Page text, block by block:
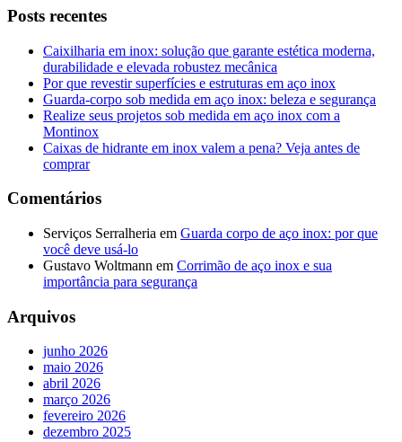
Posts recentes
Caixilharia em inox: solução que garante estética moderna,
durabilidade e elevada robustez mecânica
Por que revestir superfícies e estruturas em aço inox
Guarda-corpo sob medida em aço inox: beleza e segurança
Realize seus projetos sob medida em aço inox com a
Montinox
Caixas de hidrante em inox valem a pena? Veja antes de
comprar
Comentários
Serviços Serralheria em Guarda corpo de aço inox: por que
você deve usá-lo
Gustavo Woltmann em Corrimão de aço inox e sua
importância para segurança
Arquivos
junho 2026
maio 2026
abril 2026
março 2026
fevereiro 2026
dezembro 2025